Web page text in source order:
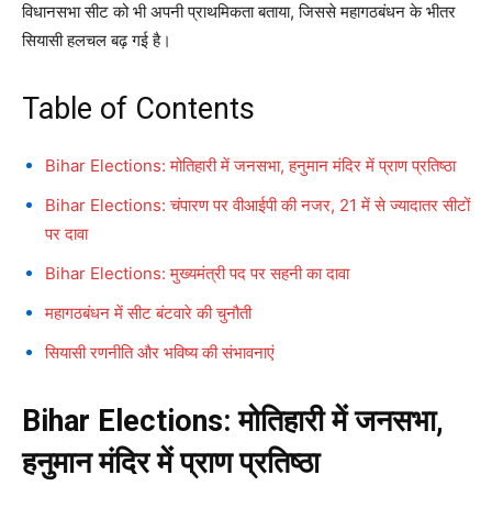
विधानसभा सीट को भी अपनी प्राथमिकता बताया, जिससे महागठबंधन के भीतर
सियासी हलचल बढ़ गई है।
Table of Contents
Bihar Elections: मोतिहारी में जनसभा, हनुमान मंदिर में प्राण प्रतिष्ठा
Bihar Elections: चंपारण पर वीआईपी की नजर, 21 में से ज्यादातर सीटों
पर दावा
Bihar Elections: मुख्यमंत्री पद पर सहनी का दावा
महागठबंधन में सीट बंटवारे की चुनौती
सियासी रणनीति और भविष्य की संभावनाएं
Bihar Elections: मोतिहारी में जनसभा,
हनुमान मंदिर में प्राण प्रतिष्ठा